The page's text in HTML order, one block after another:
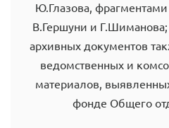
Ю.Глазова, фрагментами
В.Гершуни и
архивных документов
ведомственных и
материалов,
фонде Общего